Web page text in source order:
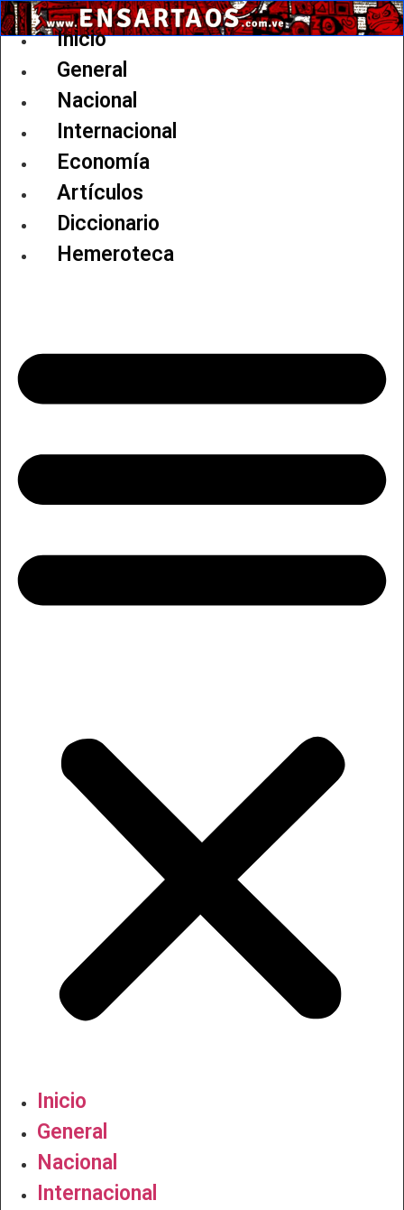
Ir
al
Inicio
General
Nacional
Internacional
Economía
Artículos
Diccionario
Hemeroteca
Inicio
General
Nacional
Internacional